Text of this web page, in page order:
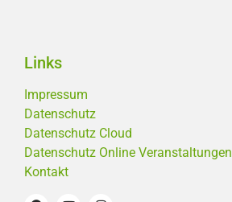
Links
Impressum
Datenschutz
Datenschutz Cloud
Datenschutz Online Veranstaltungen
Kontakt